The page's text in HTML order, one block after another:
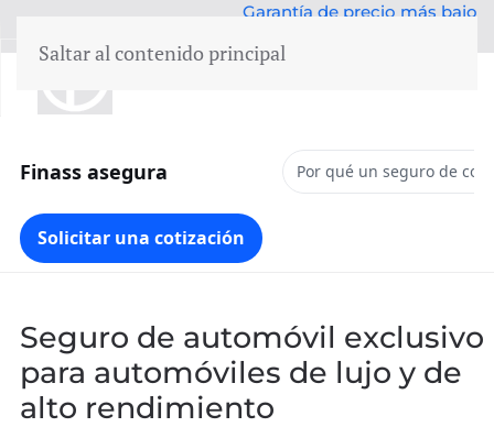
Saltar al contenido principal
Garantía de precio más bajo
Finass asegura Por qué un seguro de
Solicitar una cotización
Seguro de automóvil exclusivo
para automóviles de lujo y de
alto rendimiento